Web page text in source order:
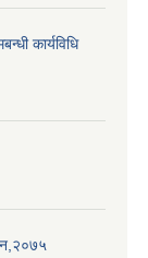
कार्यविधि